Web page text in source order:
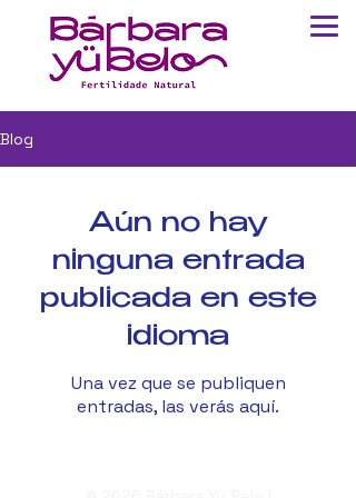
Blog
Aún no hay
ninguna entrada
publicada en este
idioma
Una vez que se publiquen
entradas, las verás aquí.